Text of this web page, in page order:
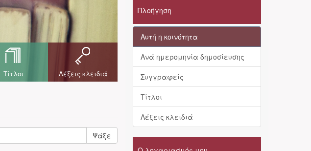
Τίτλοι Λέξεις κλειδιά
Ψάξε
Πλοήγηση
Αυτή η κοινότητα
Ανά ημερομηνία δημοσίευσης
Συγγραφείς
Τίτλοι
Λέξεις κλειδιά